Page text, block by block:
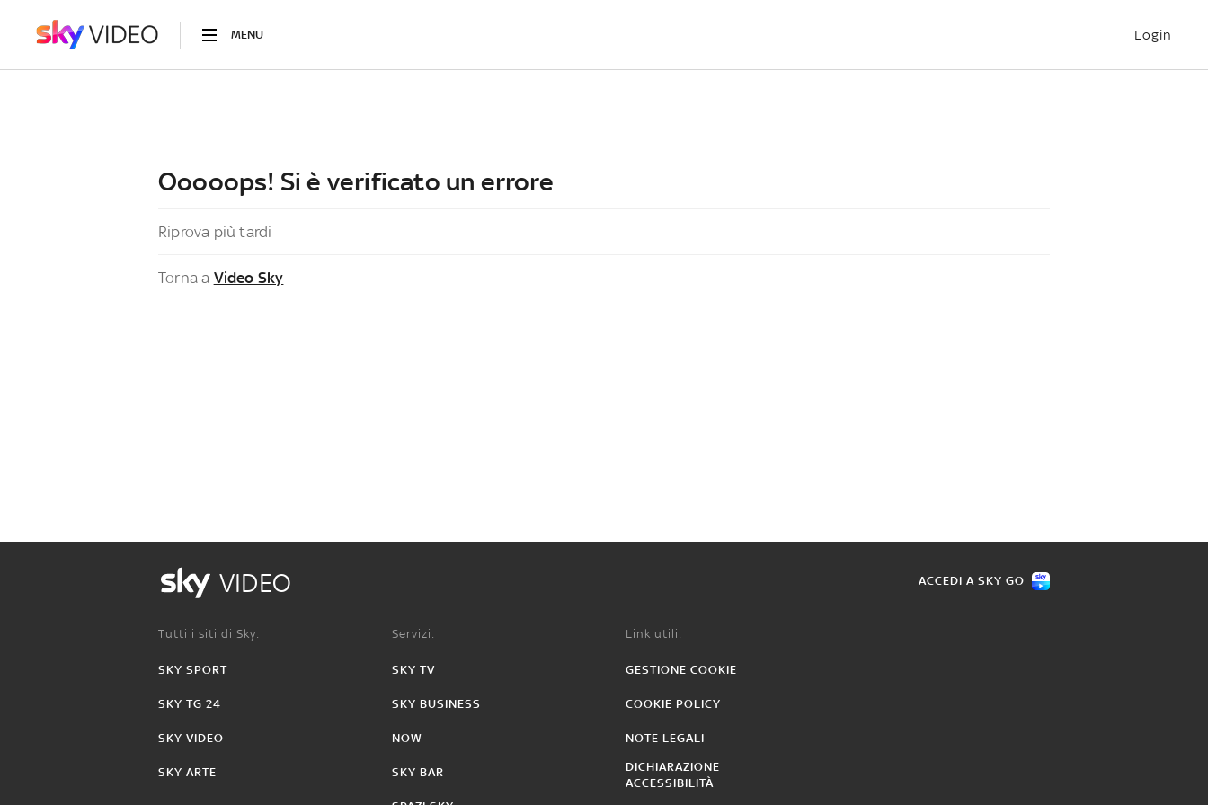
MENU Login
Ooooops! Si è verificato un errore
Riprova più tardi
Torna a Video Sky
VIDEO ACCEDI A SKY GO
Tutti i siti di Sky:
SKY SPORT
SKY TG 24
SKY VIDEO
SKY ARTE
Servizi:
SKY TV
SKY BUSINESS
NOW
SKY BAR
Link utili:
GESTIONE COOKIE
COOKIE POLICY
NOTE LEGALI
DICHIARAZIONE
ACCESSIBILITÀ